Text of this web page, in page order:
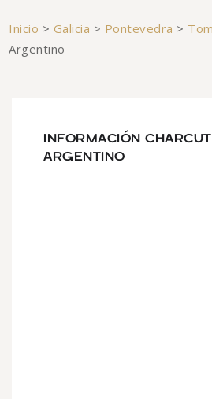
Inicio > Galicia > Pontevedra >
Argentino
INFORMACIÓN
ARGENTINO